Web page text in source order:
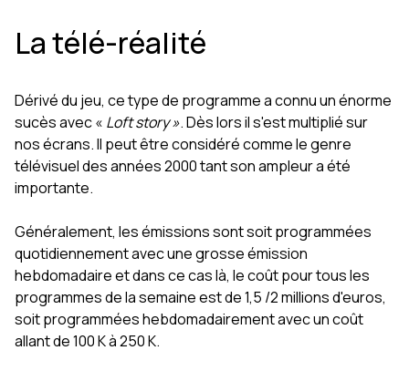
La télé-réalité
Dérivé du jeu, ce type de programme a connu un énorme
sucès avec « Loft story ». Dès lors il s'est multiplié sur
nos écrans. Il peut être considéré comme le genre
télévisuel des années 2000 tant son ampleur a été
importante.
Généralement, les émissions sont soit programmées
quotidiennement avec une grosse émission
hebdomadaire et dans ce cas là, le coût pour tous les
programmes de la semaine est de 1,5 /2 millions d'euros,
soit programmées hebdomadairement avec un coût
allant de 100 K à 250 K.